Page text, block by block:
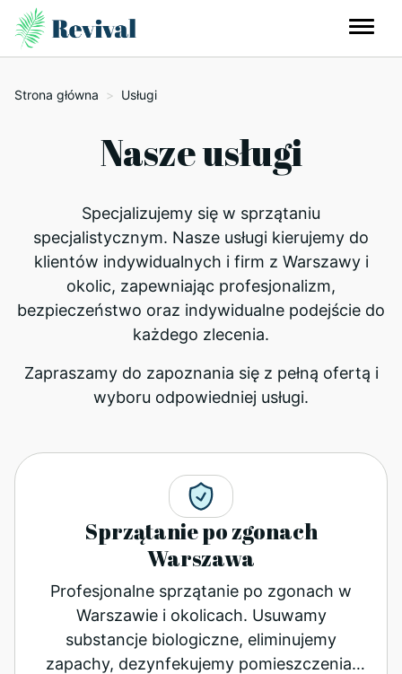
Strona główna > Usługi
Nasze usługi
Specjalizujemy się w sprzątaniu
specjalistycznym. Nasze usługi kierujemy do
klientów indywidualnych i firm z Warszawy i
okolic, zapewniając profesjonalizm,
bezpieczeństwo oraz indywidualne podejście do
każdego zlecenia.
Zapraszamy do zapoznania się z pełną ofertą i
wyboru odpowiedniej usługi.
Sprzątanie po zgonach
Warszawa
Profesjonalne sprzątanie po zgonach w
Warszawie i okolicach. Usuwamy
substancje biologiczne, eliminujemy
zapachy, dezynfekujemy pomieszczenia.